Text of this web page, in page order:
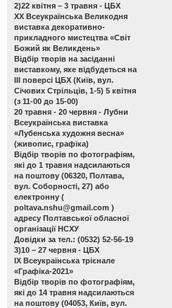
2)22 квітня – 3 травня - ЦБХ
ХХ Всеукраїнська Великодня
виставка декоративно-
прикладного мистецтва «Світ
Божий як Великдень»
Відбір творів на засіданні
виставкому, яке відбудеться на
ІІІ поверсі ЦБХ (Київ, вул.
Січових Стрільців, 1-5) 5 квітня
(з 11-00 до 15-00)
20 травня - 20 червня - Лубни
Всеукраїнська виставка
«Лубенська художня весна»
(живопис, графіка)
Відбір творів по фотографіям,
які до 1 травня надсилаються
на поштову (06320, Полтава,
вул. Соборності, 27) або
електронну (
poltava.nshu@gmail.com )
адресу Полтавської обласної
організації НСХУ
Довідки за тел.: (0532) 52-56-19
3)10 – 27 червня - ЦБХ
ІХ Всеукраїнська трієнале
«Графіка-2021»
Відбір творів по фотографіям,
які до 14 травня надсилаються
на поштову (04053, Київ, вул.